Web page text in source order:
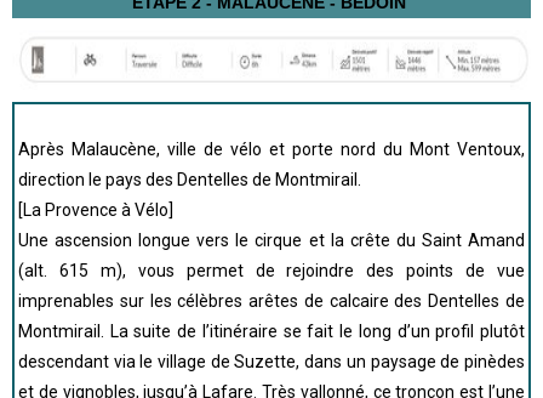
Après Malaucène, ville de vélo et porte nord du Mont Ventoux,
direction le pays des Dentelles de Montmirail.
[La Provence à Vélo]
Une ascension longue vers le cirque et la crête du Saint Amand
(alt. 615 m), vous permet de rejoindre des points de vue
imprenables sur les célèbres arêtes de calcaire des Dentelles de
Montmirail. La suite de l’itinéraire se fait le long d’un profil plutôt
descendant via le village de Suzette, dans un paysage de pinèdes
et de vignobles, jusqu’à Lafare. Très vallonné, ce tronçon est l’une